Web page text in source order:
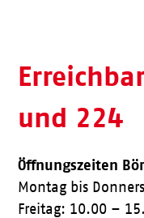
und 224
Öffnungszeiten
Montag bis
Freitag: 10.00 –